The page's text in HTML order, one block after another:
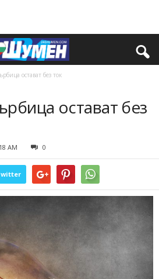
остават без ток
остават без
AM 0